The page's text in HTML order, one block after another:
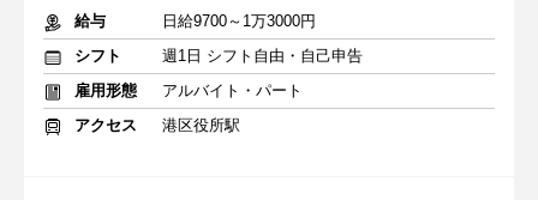
給与
日給9700～1万3000円
シフト
週1日 シフト自由・自己申告
雇用形態
アルバイト・パート
アクセス
港区役所駅